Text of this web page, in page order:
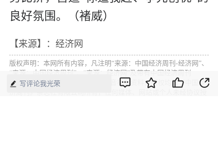
良好氛围。（褚威）
【来源】：经济网
版权声明：本网所有内容，凡注明“来源：中国经济周刊-经济网”、
“来源：中国经济周刊”、“来源：经济网”及带有中国经济周刊
LOGO、水印的所有文字、图片和音视频资料，版权均属《中国经
写评论我光荣